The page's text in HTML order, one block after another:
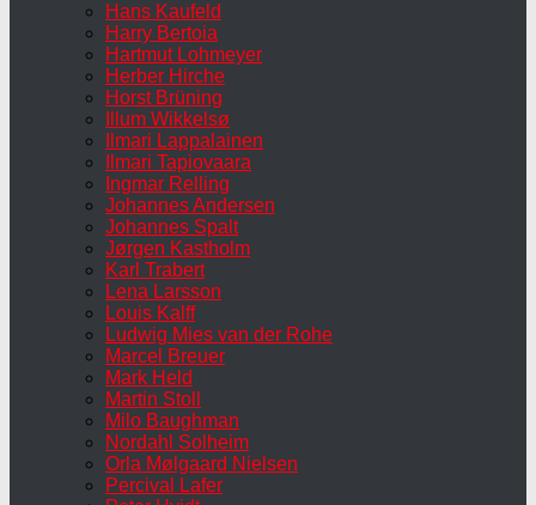
Hans Kaufeld
Harry Bertoia
Hartmut Lohmeyer
Herber Hirche
Horst Brüning
Illum Wikkelsø
Ilmari Lappalainen
Ilmari Tapiovaara
Ingmar Relling
Johannes Andersen
Johannes Spalt
Jørgen Kastholm
Karl Trabert
Lena Larsson
Louis Kalff
Ludwig Mies van der Rohe
Marcel Breuer
Mark Held
Martin Stoll
Milo Baughman
Nordahl Solheim
Orla Mølgaard Nielsen
Percival Lafer